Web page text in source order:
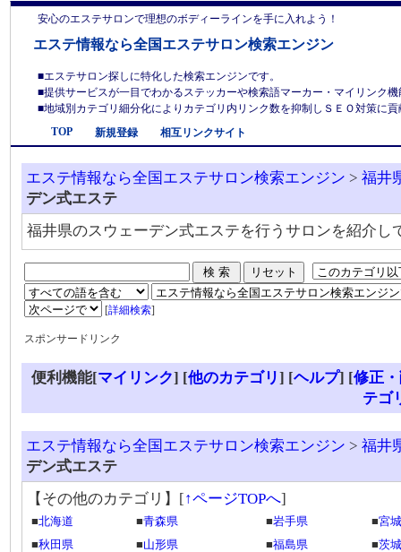
安心のエステサロンで理想のボディーラインを手に入れよう！
エステ情報なら全国エステサロン検索エンジン
■エステサロン探しに特化した検索エンジンです。
■提供サービスが一目でわかるステッカーや検索語マーカー・マイリンク
■地域別カテゴリ細分化によりカテゴリ内リンク数を抑制しＳＥＯ対策に
TOP
新規登録 相互リンクサイト
エステ情報なら全国エステサロン検索エンジン > 福井
デン式エステ
福井県のスウェーデン式エステを行うサロンを紹介し
[詳細検索]
スポンサードリンク
便利機能[マイリンク] [他のカテゴリ] [ヘルプ] [修正
テゴ
エステ情報なら全国エステサロン検索エンジン > 福井
デン式エステ
【その他のカテゴリ】 [↑ページTOPへ]
■北海道 ■青森県 ■岩手県 ■宮
■秋田県 ■山形県 ■福島県 ■茨